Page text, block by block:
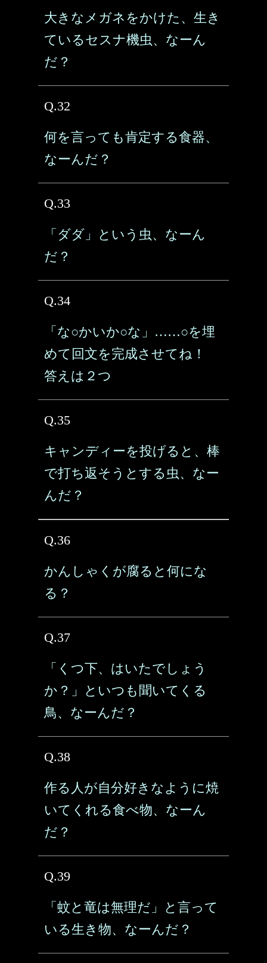
大きなメガネをかけた、生き
ているセスナ機虫、なーん
だ？
Q.32
何を言っても肯定する食器、
なーんだ？
Q.33
「ダダ」という虫、なーん
だ？
Q.34
「な○かいか○な」……○を埋
めて回文を完成させてね！
答えは２つ
Q.35
キャンディーを投げると、棒
で打ち返そうとする虫、なー
んだ？
Q.36
かんしゃくが腐ると何にな
る？
Q.37
「くつ下、はいたでしょう
か？」といつも聞いてくる
鳥、なーんだ？
Q.38
作る人が自分好きなように焼
いてくれる食べ物、なーん
だ？
Q.39
「蚊と竜は無理だ」と言って
いる生き物、なーんだ？